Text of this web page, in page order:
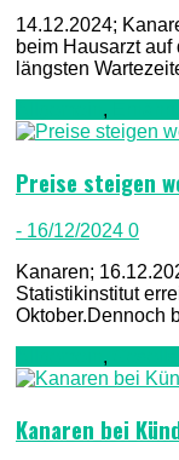
14.12.2024;
beim Hausarzt
längsten
,
Preise steigen
- 16/12/2024 0
Kanaren;
Statistikinstitut
Oktober.Dennoch
,
Kanaren bei